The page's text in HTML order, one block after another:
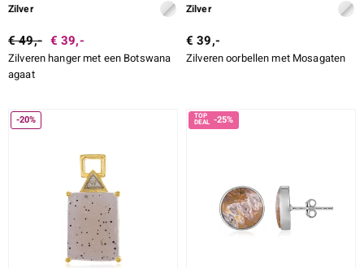
Zilver
€ 49,- € 39,-
Zilveren hanger met een Botswana
agaat
Zilver
€ 39,-
Zilveren oorbellen met Mosagaten
-20% -25%